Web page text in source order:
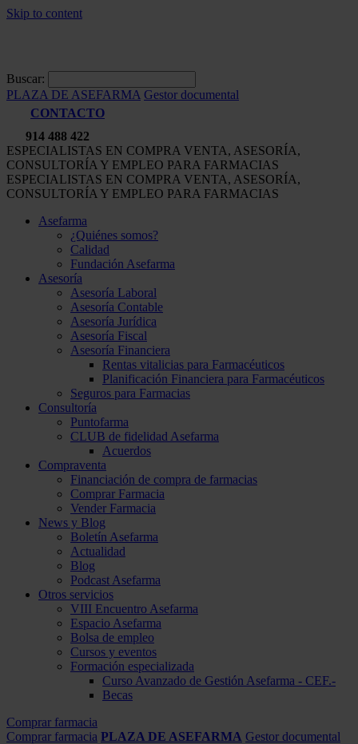
Skip to content
Buscar:
PLAZA DE ASEFARMA Gestor documental
CONTACTO
914 488 422
ESPECIALISTAS EN COMPRA VENTA, ASESORÍA,
CONSULTORÍA Y EMPLEO PARA FARMACIAS
ESPECIALISTAS EN COMPRA VENTA, ASESORÍA,
CONSULTORÍA Y EMPLEO PARA FARMACIAS
Asefarma
¿Quiénes somos?
Calidad
Fundación Asefarma
Asesoría
Asesoría Laboral
Asesoría Contable
Asesoría Jurídica
Asesoría Fiscal
Asesoría Financiera
Rentas vitalicias para Farmacéuticos
Planificación Financiera para Farmacéuticos
Seguros para Farmacias
Consultoría
Puntofarma
CLUB de fidelidad Asefarma
Acuerdos
Compraventa
Financiación de compra de farmacias
Comprar Farmacia
Vender Farmacia
News y Blog
Boletín Asefarma
Actualidad
Blog
Podcast Asefarma
Otros servicios
VIII Encuentro Asefarma
Espacio Asefarma
Bolsa de empleo
Cursos y eventos
Formación especializada
Curso Avanzado de Gestión Asefarma - CEF.-
Becas
Comprar farmacia
Comprar farmacia PLAZA DE ASEFARMA Gestor documental